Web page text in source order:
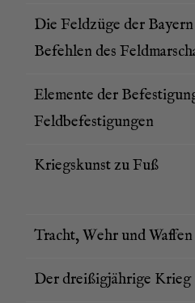
Die Feld­zü­ge der Bay­ern
Befeh­len des
Ele­men­te der
Feldbefestigungen
Kriegs­kunst zu Fuß
Tracht, Wehr und
Der drei­ßig­jäh­ri­ge Krieg